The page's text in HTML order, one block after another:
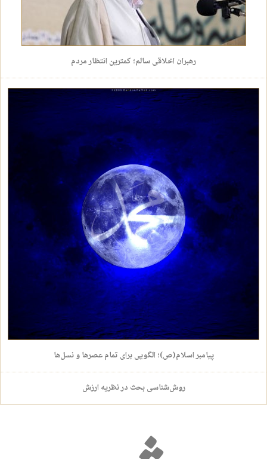
رهبران اخلاقی سالم؛ کمترین انتظار مردم
پیامبر اسلام(ص)؛ الگویی برای تمام عصرها و نسل‌ها
روش‌‌شناسی بحث در نظریه ارزش